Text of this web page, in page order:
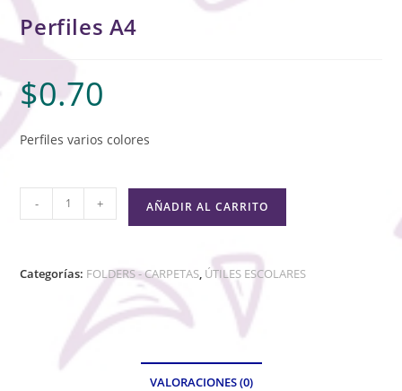
Perfiles A4
$0.70
Perfiles varios colores
- + AÑADIR AL CARRITO
Categorías: FOLDERS - CARPETAS, ÚTILES ESCOLARES
VALORACIONES (0)